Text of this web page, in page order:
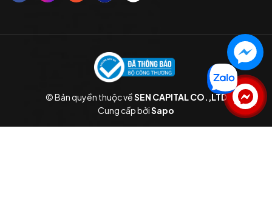
© Bản quyền thuộc vềSEN CAPITAL CO.,LTD
Cung cấp bởiSapo
Liên hệ